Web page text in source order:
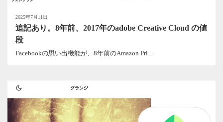
2025年7月11日
追記あり。8年前、2017年のadobe Creative Cloud の値
段
Facebookの思い出機能が、8年前のAmazon Pri...